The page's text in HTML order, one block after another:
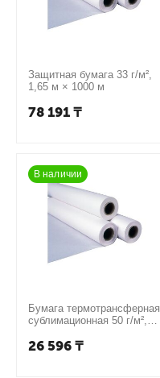
Защитная бумага 33 г/м²,
1,65 м × 1000 м
78 191 ₸
В наличии
Бумага термотрансферная
сублимационная 50 г/м²,
26 596 ₸